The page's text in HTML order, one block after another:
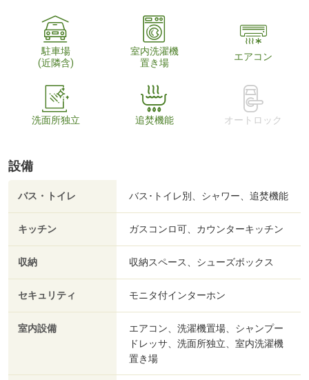
駐車場
(近隣含)
室内洗濯機
置き場
エアコン
洗面所独立 追焚機能 オートロック
設備
バス・トイレ バス･トイレ別、シャワー、追焚機能
キッチン ガスコンロ可、カウンターキッチン
収納 収納スペース、シューズボックス
セキュリティ モニタ付インターホン
室内設備
エアコン、洗濯機置場、シャンプー
ドレッサ、洗面所独立、室内洗濯機
置き場